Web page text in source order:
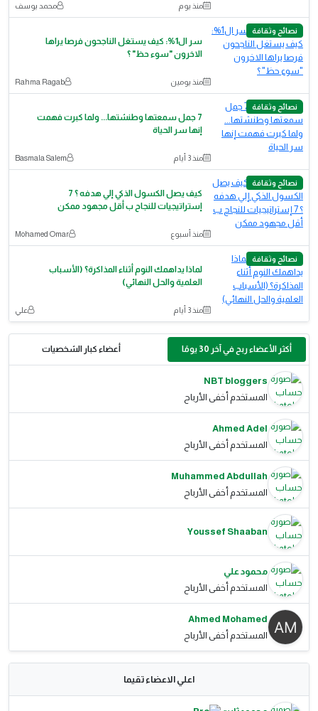
منذ يوم محمد يوسف
نصائح وثقافة
سر ال1%: كيف يستغل الناجحون فرصا يراها
الاخرون "سوء حظ" ؟
منذ يومين Rahma Ragab
نصائح وثقافة
7 جمل سمعتها وطنشتها... ولما كبرت فهمت
إنها سر الحياة
منذ 3 أيام Basmala Salem
نصائح وثقافة
كيف يصل الكسول الذكي إلي هدفه ؟ 7
إستراتيجيات للنجاح ب أقل مجهود ممكن
منذ أسبوع ‪Mohamed Omar‬‏
نصائح وثقافة
لماذا يداهمك النوم أثناء المذاكرة؟ (الأسباب
العلمية والحل النهائي)
منذ 3 أيام علي
أكثر الأعضاء ربح في آخر 30 يومًا أعضاء كبار الشخصيات
NBT bloggers
المستخدم أخفى الأرباح
Ahmed Adel
المستخدم أخفى الأرباح
Muhammed Abdullah
المستخدم أخفى الأرباح
Youssef Shaaban
محمود علي
المستخدم أخفى الأرباح
Ahmed Mohamed
المستخدم أخفى الأرباح
اعلي الاعضاء تقيما